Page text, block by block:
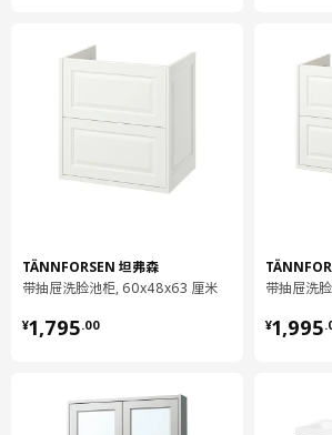
保养说明和环境和材料
可机洗，水温不超过40°C，应选标准洗涤程
可熨烫，温度不超过150°C。
采用四氯乙烯和碳氢化合物，进行专业干洗
序。
三人座沙发套/ 贵妃椅套
TÄNNFORSEN 坦弗森
带抽屉洗脸池柜, 60x48x63 厘米
¥1,795.00
¥ 1795.00
带抽屉洗
¥1,995.
¥